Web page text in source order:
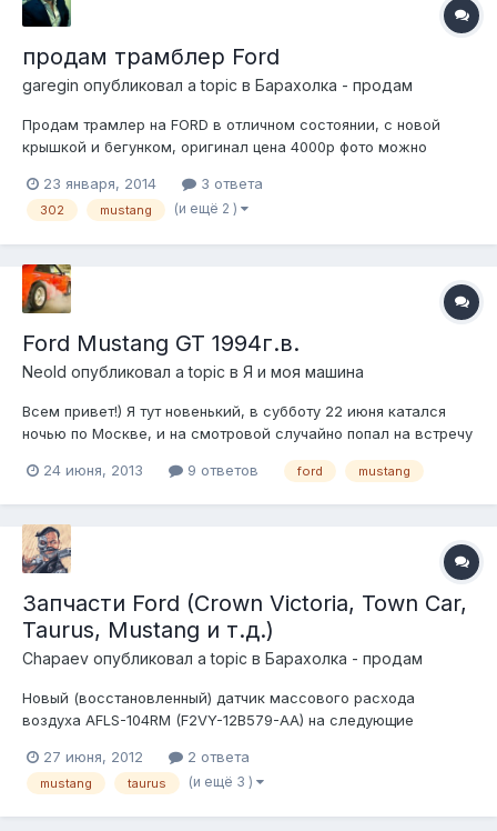
продам трамблер Ford
garegin опубликовал a topic в Барахолка - продам
Продам трамлер на FORD в отличном состоянии, с новой
крышкой и бегунком, оригинал цена 4000р фото можно
peterburg/zapchasti_i_aksessuary/trambler_269245235
23 января, 2014 3 ответа
302 mustang (и ещё 2 )
Ford Mustang GT 1994г.в.
Neold опубликовал a topic в Я и моя машина
Всем привет!) Я тут новенький, в субботу 22 июня катался
ночью по Москве, и на смотровой случайно попал на встречу
познакомиться =) Вообщем я болел американскими
на жвачках турбо (вроде та...
24 июня, 2013 9 ответов ford mustang
Запчасти Ford (Crown Victoria, Town Car,
Taurus, Mustang и т.д.)
Chapaev опубликовал a topic в Барахолка - продам
Новый (восстановленный) датчик массового расхода
воздуха AFLS-104RM (F2VY-12B579-AA) на следующие
1993 4.6L V8 Ford All 1994 4.6L V8 Ford Crown Victoria 1993 Ford
Crown Victoria 1994 Ford Mustang 1994, 1995 3.8L V6 Ford
27 июня, 2012 2 ответа
mustang taurus (и ещё 3 )